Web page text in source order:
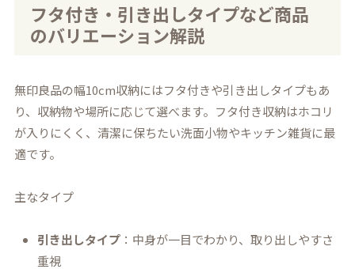
フタ付き・引き出しタイプなど商品
のバリエーション解説
無印良品の幅10cm収納にはフタ付きや引き出しタイプもあ
り、収納物や場所に応じて選べます。フタ付き収納はホコリ
が入りにくく、清潔に保ちたい洗面小物やキッチン雑貨に最
適です。
主なタイプ
引き出しタイプ ：中身が一目でわかり、取り出しやすさ
重視